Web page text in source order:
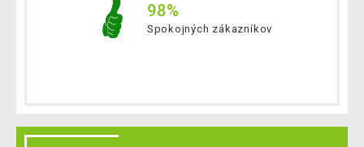
98%
Spokojných zákazníkov